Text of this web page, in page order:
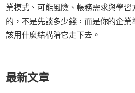
業模式、可能風險、帳務需求與學
的，不是先談多少錢，而是你的企
該用什麼結構陪它走下去。
最新文章